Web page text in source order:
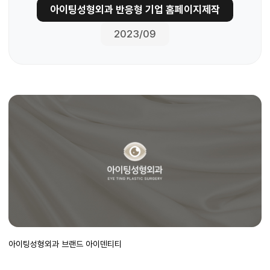
아이팅성형외과 반응형 기업 홈페이지제작
2023/09
아이팅성형외과 브랜드 아이덴티티